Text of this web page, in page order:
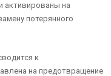
активированы на
потерянного
к
на предотвращение